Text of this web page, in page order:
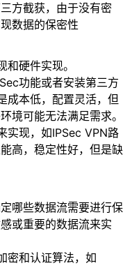
方截获，由于没有密
数据的保密性
硬件实现。
功能或者安装第三方
成本低，配置灵活，但
境可能无法满足需求。
实现，如IPSec VPN路
高，稳定性好，但是缺
哪些数据流需要进行保
或重要的数据流来实
密和认证算法，如